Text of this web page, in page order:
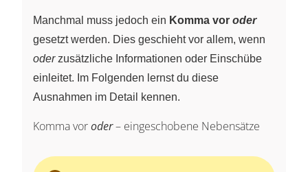
Manchmal muss jedoch ein Komma vor oder
gesetzt werden. Dies geschieht vor allem, wenn
oderzusätzliche Informationen oder Einschübe
einleitet. Im Folgenden lernst du diese
Ausnahmen im Detail kennen.
Komma voroder– eingeschobene Nebensätze